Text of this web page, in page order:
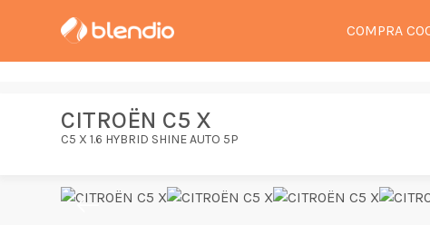
COMPRA
CITROËN C5 X
C5 X 1.6 HYBRID SHINE AUTO 5P